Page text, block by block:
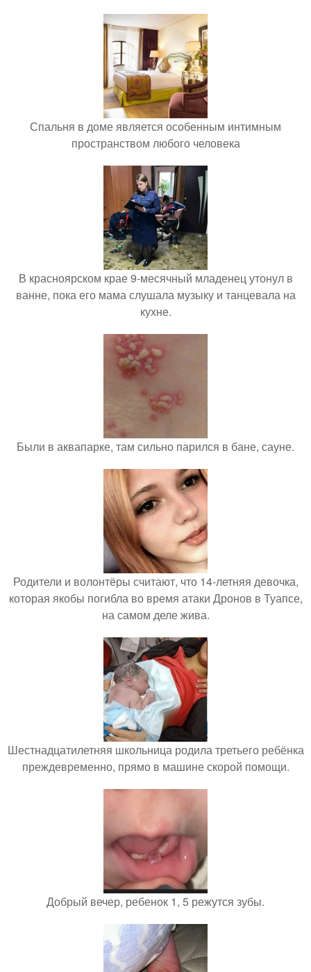
Спальня в доме является особенным интимным
пространством любого человека
В красноярском крае 9-месячный младенец утонул в
ванне, пока его мама слушала музыку и танцевала на
кухне.
Были в аквапарке, там сильно парился в бане, сауне.
Родители и волонтёры считают, что 14-летняя девочка,
которая якобы погибла во время атаки Дронов в Туапсе,
на самом деле жива.
Шестнадцатилетняя школьница родила третьего ребёнка
преждевременно, прямо в машине скорой помощи.
Добрый вечер, ребенок 1, 5 режутся зубы.